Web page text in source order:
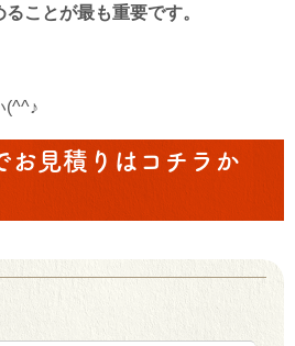
ことが最も重要です。
(^^♪
お見積りはコチラか